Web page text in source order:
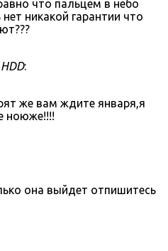
что пальцем в небо
никакой гарантии что
:
же вам ждите января,я
ноюже!!!!
она выйдет отпишитесь